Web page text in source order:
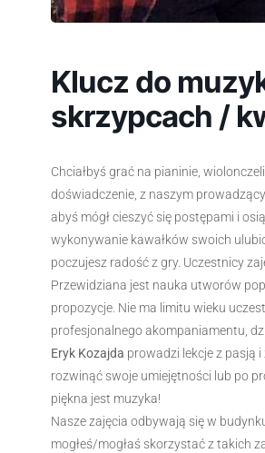
Klucz do
skrzypcach /
Chciałbyś grać na pianinie,
doświadczenie, z naszym
abyś mógł cieszyć się postępami i
wykonywanie kawałków swoich
poczujesz radość z gry. Uczestnicy
Przewidziana jest nauka utworów
propozycje. Nie ma limitu wieku
profesjonalnego akompaniamentu,
Eryk Kozajda prowadzi lekcje z pasją
rozwinąć swoje umiejętności lub po
piękna jest muzyka!
Nasze zajęcia odbywają się w
mogłeś/mogłaś skorzystać z takich